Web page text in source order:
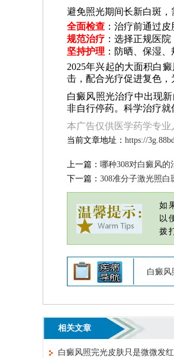
避免照光期间长新白斑，
全面检查 ：治疗前通过
规范治疗 ：选择正规医
坚持护理 ：防晒、保湿
2025年兴起的大面积白
击，配合光疗促进复色，
白癜风照光治疗中出现
非自行停药。科学治疗就
本广告仅供医学药学专
当前文章地址： https://
上一篇： 哪种308对白癜风的
下一篇： 308准分子激光照白
如
以
拨
白癜风
相关文章
白癜风照完光皮肤只是微微发